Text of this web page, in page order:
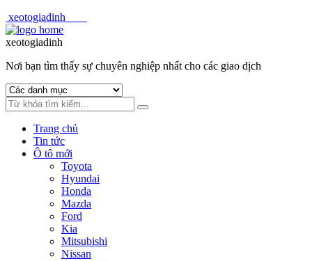
xeotogiadinh
Skip
to
Skip
to
xeotogiadinh
Nơi bạn tìm thấy sự chuyên nghiệp nhất cho các giao dịch
Trang chủ
Tin tức
Ô tô mới
Toyota
Hyundai
Honda
Mazda
Ford
Kia
Mitsubishi
Nissan